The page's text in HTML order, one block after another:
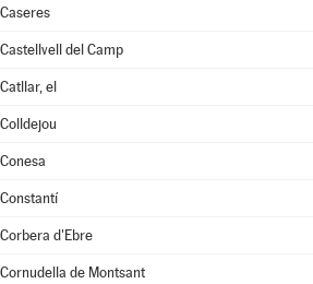
Caseres
Castellvell del Camp
Catllar, el
Colldejou
Conesa
Constantí
Corbera d'Ebre
Cornudella de Montsant